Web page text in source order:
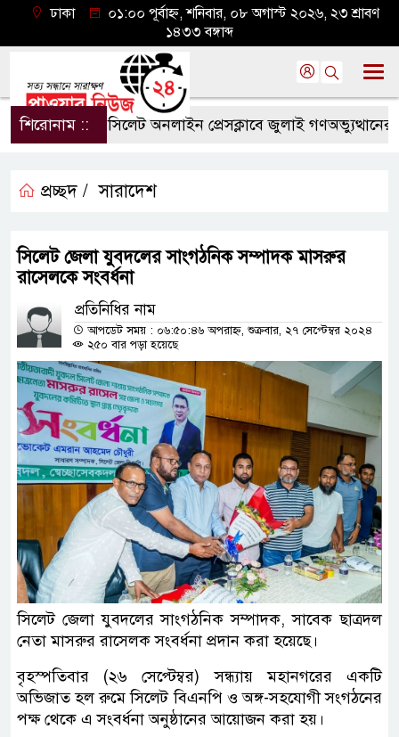
ঢাকা
০১:০০ পূর্বাহ্ন, শনিবার, ০৮ অগাস্ট ২০২৬, ২৩ শ্রাবণ
১৪৩৩ বঙ্গাব্দ
শিরোনাম ::সিলেট অনলাইন প্রেসক্লাবে জুলাই গণঅভ্যুত্থানের
প্রচ্ছদ / সারাদেশ
সিলেট জেলা যুবদলের সাংগঠনিক সম্পাদক মাসরুর
রাসেলকে সংবর্ধনা
প্রতিনিধির নাম
আপডেট সময় : ০৬:৫০:৪৬ অপরাহ্ন, শুক্রবার, ২৭ সেপ্টেম্বর ২০২৪
২৫০ বার পড়া হয়েছে
সিলেট জেলা যুবদলের সাংগঠনিক সম্পাদক, সাবেক ছাত্রদল
নেতা মাসরুর রাসেলক সংবর্ধনা প্রদান করা হয়েছে।
বৃহস্পতিবার (২৬ সেপ্টেম্বর) সন্ধ্যায় মহানগরের একটি
অভিজাত হল রুমে সিলেট বিএনপি ও অঙ্গ-সহযোগী সংগঠনের
পক্ষ থেকে এ সংবর্ধনা অনুষ্ঠানের আয়োজন করা হয়।